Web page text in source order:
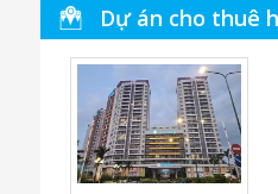
Dự án cho thuê